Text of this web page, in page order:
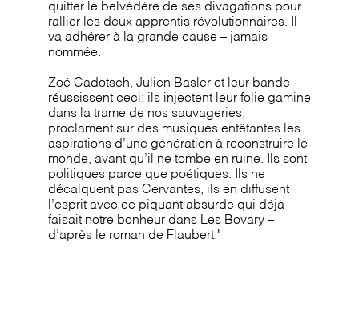
quitter le belvédère de ses divagations pour
rallier les deux apprentis révolutionnaires. Il
va adhérer à la grande cause – jamais
nommée.
Zoé Cadotsch, Julien Basler et leur bande
réussissent ceci: ils injectent leur folie gamine
dans la trame de nos sauvageries,
proclament sur des musiques entêtantes les
aspirations d’une génération à reconstruire le
monde, avant qu’il ne tombe en ruine. Ils sont
politiques parce que poétiques. Ils ne
décalquent pas Cervantes, ils en diffusent
l’esprit avec ce piquant absurde qui déjà
faisait notre bonheur dans Les Bovary –
d’après le roman de Flaubert."